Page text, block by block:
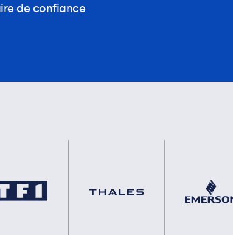
de confiance